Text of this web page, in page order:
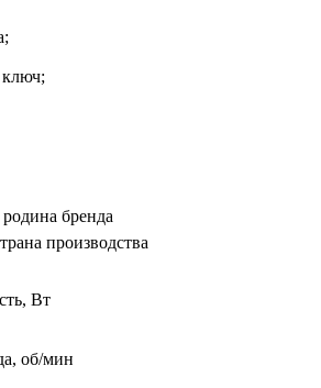
бренда
производства
Вт
об/мин